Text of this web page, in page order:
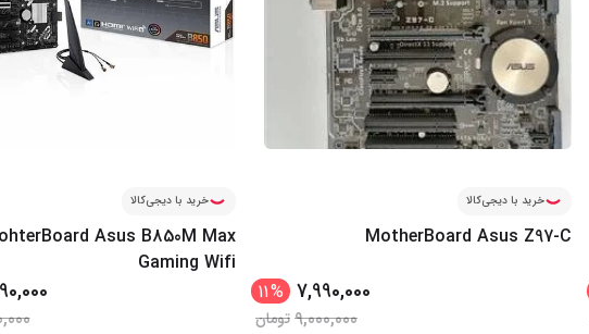
خرید با دیجی‌کالا
MotherBoard Asus Z97-C
7,990,000
%
11
9,000,000تومان
خرید با دیجی‌کالا
Asus B850M Max
Gaming Wifi